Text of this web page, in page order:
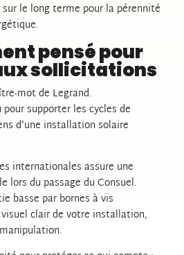
le long terme pour la pérennité
pensé pour
sollicitations
mot de Legrand.
supporter les cycles de
d'une installation solaire
internationales assure une
du passage du Consuel.
basse par bornes à vis
clair de votre installation,